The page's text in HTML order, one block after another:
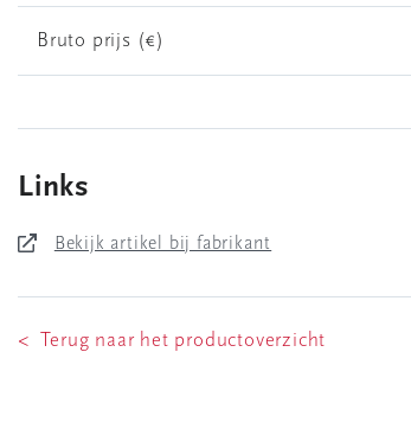
Bruto prijs (€)
Links
Bekijk artikel bij fabrikant
< Terug naar het productoverzicht